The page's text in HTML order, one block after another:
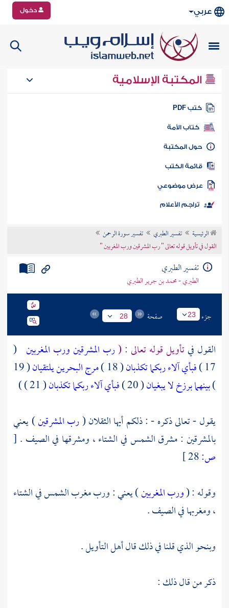
عربي دخول
المكتبة الإسلامية
كتب PDF
كتاب الأمة
المكتبة
الكتب
موضوعي
تراجم الأعلام
الرئيسية تفسير الطبري
تفسير سورة الرحمن
القول في تأويل قوله تعالى " رب المشرقين ورب المغربين "
تفسير الطبري
الطبري - محمد بن جرير الطبري
جزء 23 صفحة 28
القول فيتأويل قوله تعالى : (رب المشرقين ورب المغربين (
17 ) فبأي آلاء ربكما تكذبان( 18 ) مرج البحرين يلتقيان ( 19
)بينهما برزخ لا يبغيان( 20 ) فبأي آلاء ربكما تكذبان( 21 ) )
يقول - تعالى ذكره - : ذلكم أيها الثقلان (رب المشرقين) يعني
بالمشرقين : مشرق الشمس في الشتاء ، ومشرقها في الصيف . [
ص:
وقوله : (ورب المغربين) يعني : ورب مغرب الشمس في الشتاء
، ومغربها في الصيف .
وبنحو الذي قلنا في ذلك قال أهل التأويل .
ذكر من قال ذلك :